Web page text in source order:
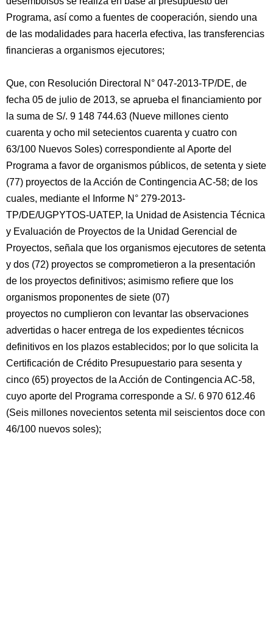
Programa, así como a fuentes de cooperación, siendo una
de las modalidades para hacerla efectiva, las transferencias
financieras a organismos ejecutores;
Que, con Resolución Directoral N° 047-2013-TP/DE, de
fecha 05 de julio de 2013, se aprueba el financiamiento por
la suma de S/. 9 148 744.63 (Nueve millones ciento
cuarenta y ocho mil setecientos cuarenta y cuatro con
63/100 Nuevos Soles) correspondiente al Aporte del
Programa a favor de organismos públicos, de setenta y siete
(77) proyectos de la Acción de Contingencia AC-58; de los
cuales, mediante el Informe N° 279-2013-
TP/DE/UGPYTOS-UATEP, la Unidad de Asistencia Técnica
y Evaluación de Proyectos de la Unidad Gerencial de
Proyectos, señala que los organismos ejecutores de setenta
y dos (72) proyectos se comprometieron a la presentación
de los proyectos definitivos; asimismo refiere que los
organismos proponentes de siete (07)
proyectos no cumplieron con levantar las observaciones
advertidas o hacer entrega de los expedientes técnicos
definitivos en los plazos establecidos; por lo que solicita la
Certificación de Crédito Presupuestario para sesenta y
cinco (65) proyectos de la Acción de Contingencia AC-58,
cuyo aporte del Programa corresponde a S/. 6 970 612.46
(Seis millones novecientos setenta mil seiscientos doce con
46/100 nuevos soles);